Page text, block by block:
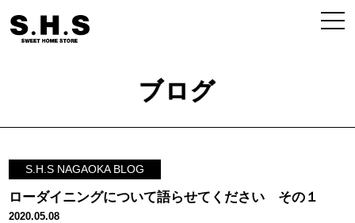
ブログ
S.H.S NAGAOKA BLOG
ローダイニングについて語らせてください その１
2020.05.08